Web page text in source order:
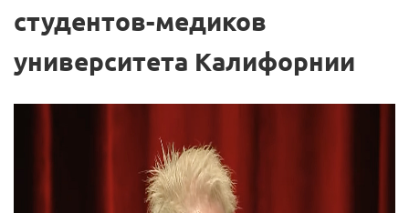
студентов-медиков
университета Калифорнии